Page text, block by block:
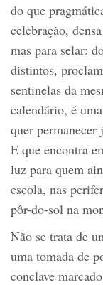
do que
celebração,
mas para selar:
distintos,
sentinelas da
calendário, é
quer permanecer
E que encontra
luz para quem
escola, nas
pôr-do-sol na
Não se trata de
uma tomada de
conclave